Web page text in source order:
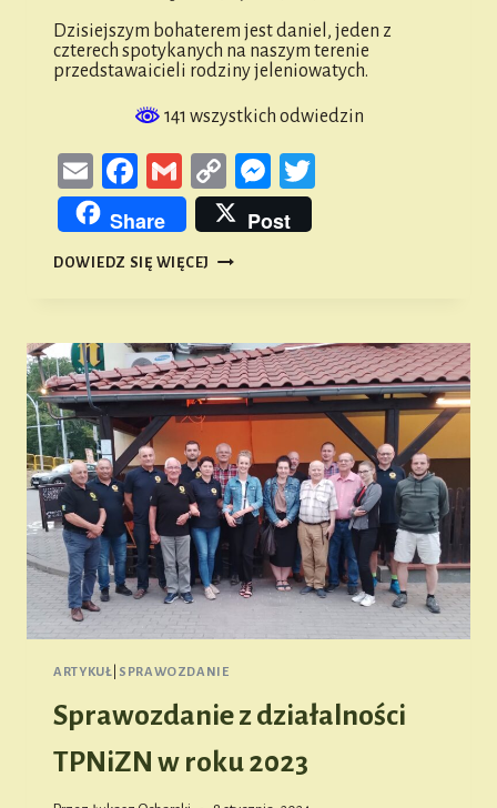
Dzisiejszym bohaterem jest daniel, jeden z
czterech spotykanych na naszym terenie
przedstawaicieli rodziny jeleniowatych.
141 wszystkich odwiedzin
EmailFacebook
GmailCopy
Link
Messenger
Share Post
DOWIEDZ SIĘ WIĘCEJ SSAKI
ARTYKUŁ SPRAWOZDANIE
Sprawozdanie z działalności
TPNiZN w roku 2023